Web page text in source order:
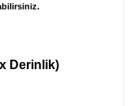
Derinlik)